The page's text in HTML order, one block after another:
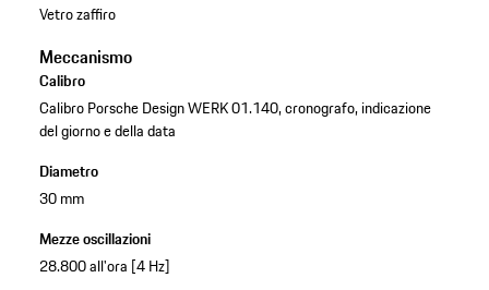
Vetro zaffiro
Meccanismo
Calibro
Calibro Porsche Design WERK 01.140, cronografo, indicazione
del giorno e della data
Diametro
30 mm
Mezze oscillazioni
28.800 all'ora [4 Hz]